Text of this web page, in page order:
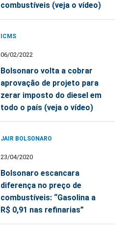
combustíveis (veja o vídeo)
ICMS
06/02/2022
Bolsonaro volta a cobrar
aprovação de projeto para
zerar imposto do diesel em
todo o país (veja o vídeo)
JAIR BOLSONARO
23/04/2020
Bolsonaro escancara
diferença no preço de
combustíveis: “Gasolina a
R$ 0,91 nas refinarias”